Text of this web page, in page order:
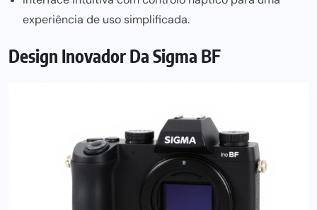
experiência de uso simplificada.
Design Inovador Da Sigma BF